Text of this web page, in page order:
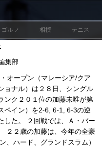
ゴルフ 相撲 テニス
集部
オープン（マレーシア/クア
ョナル）は２８日、シングル
ンク２０１位の加藤未唯が第
ペイン）を2-6, 6-1, 6-3の逆
した。 ２回戦では、Ａ・バー
２２歳の加藤は、今年の全豪
、ハード、グランドスラム）